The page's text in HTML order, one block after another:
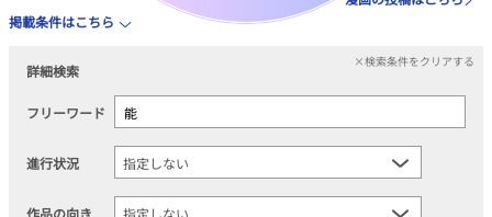
掲載条件はこちら
詳細検索
×検索条件をクリアする
フリーワード
進行状況
作品の向き